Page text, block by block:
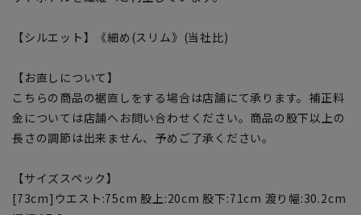
【シルエット】《細め(スリム》(当社比)
【お直しについて】
こちらの商品の裾直しをする場合は店舗にて承ります。補正料
金については店舗へお問い合わせください。商品の股下以上の
長さの調節は出来ません、予めご了承ください。
【サイズスペック】
[73cm]ウエスト:75cm 股上:20cm 股下:71cm 渡り幅:30.2cm